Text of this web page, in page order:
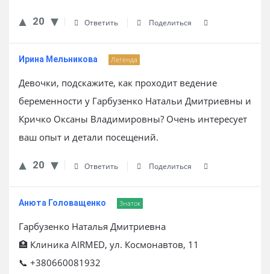
20 Ответить Поделиться
Ирина Мельникова Легенда
Девочки, подскажите, как проходит ведение
беременности у Гарбузенко Натальи Дмитриевны и
Кричко Оксаны Владимировны? Очень интересует
ваш опыт и детали посещений.
20 Ответить Поделиться
Анюта Головащенко Знаток
Гарбузенко Наталья Дмитриевна
🏥 Клиника AIRMED, ул. Космонавтов, 11
📞 +380660081932